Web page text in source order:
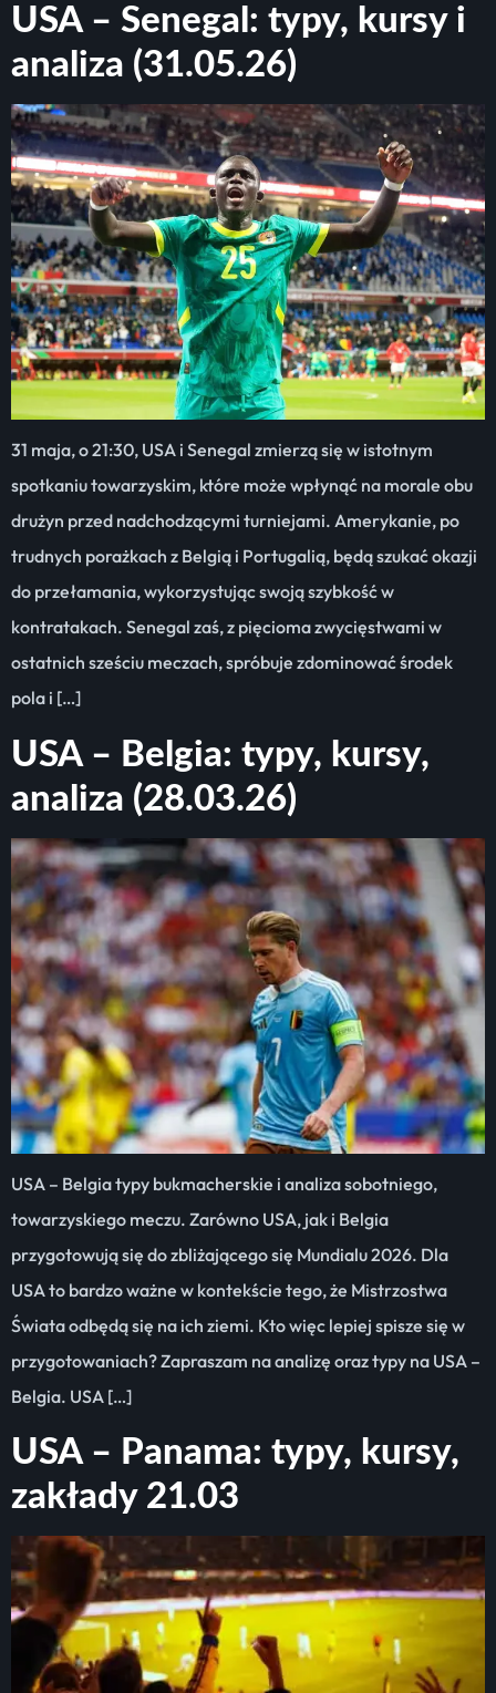
USA – Senegal: typy, kursy i
analiza (31.05.26)
31 maja, o 21:30, USA i Senegal zmierzą się w istotnym
spotkaniu towarzyskim, które może wpłynąć na morale obu
drużyn przed nadchodzącymi turniejami. Amerykanie, po
trudnych porażkach z Belgią i Portugalią, będą szukać okazji
do przełamania, wykorzystując swoją szybkość w
kontratakach. Senegal zaś, z pięcioma zwycięstwami w
ostatnich sześciu meczach, spróbuje zdominować środek
pola i […]
USA – Belgia: typy, kursy,
analiza (28.03.26)
USA – Belgia typy bukmacherskie i analiza sobotniego,
towarzyskiego meczu. Zarówno USA, jak i Belgia
przygotowują się do zbliżającego się Mundialu 2026. Dla
USA to bardzo ważne w kontekście tego, że Mistrzostwa
Świata odbędą się na ich ziemi. Kto więc lepiej spisze się w
przygotowaniach? Zapraszam na analizę oraz typy na USA –
Belgia. USA […]
USA – Panama: typy, kursy,
zakłady 21.03